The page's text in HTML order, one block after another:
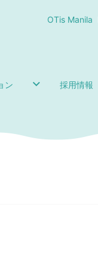
OTis Manila
ン 採用情報